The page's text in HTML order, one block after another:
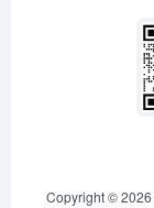
Copyright © 2026